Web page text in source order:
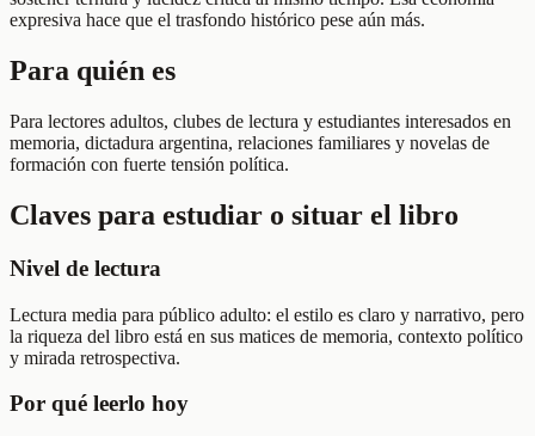
expresiva hace que el trasfondo histórico pese aún más.
Para quién es
Para lectores adultos, clubes de lectura y estudiantes interesados en
memoria, dictadura argentina, relaciones familiares y novelas de
formación con fuerte tensión política.
Claves para estudiar o situar el libro
Nivel de lectura
Lectura media para público adulto: el estilo es claro y narrativo, pero
la riqueza del libro está en sus matices de memoria, contexto político
y mirada retrospectiva.
Por qué leerlo hoy